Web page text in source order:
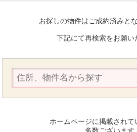
お探しの物件はご成約済みと
下記にて再検索をお願い
ホームページに掲載されて
多数ございます。